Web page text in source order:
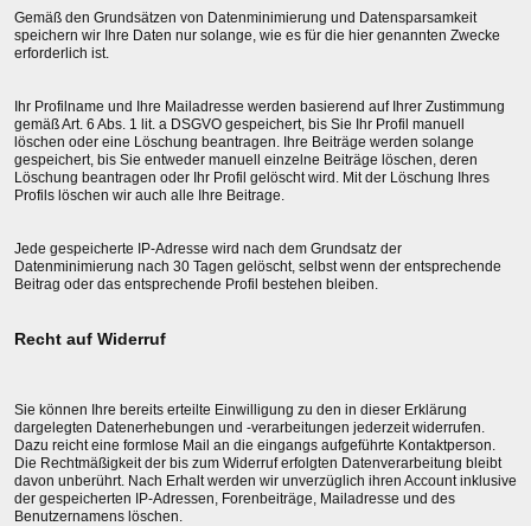
Gemäß den Grundsätzen von Datenminimierung und Datensparsamkeit
speichern wir Ihre Daten nur solange, wie es für die hier genannten Zwecke
erforderlich ist.
Ihr Profilname und Ihre Mailadresse werden basierend auf Ihrer Zustimmung
gemäß Art. 6 Abs. 1 lit. a DSGVO gespeichert, bis Sie Ihr Profil manuell
löschen oder eine Löschung beantragen. Ihre Beiträge werden solange
gespeichert, bis Sie entweder manuell einzelne Beiträge löschen, deren
Löschung beantragen oder Ihr Profil gelöscht wird. Mit der Löschung Ihres
Profils löschen wir auch alle Ihre Beitrage.
Jede gespeicherte IP-Adresse wird nach dem Grundsatz der
Datenminimierung nach 30 Tagen gelöscht, selbst wenn der entsprechende
Beitrag oder das entsprechende Profil bestehen bleiben.
Recht auf Widerruf
Sie können Ihre bereits erteilte Einwilligung zu den in dieser Erklärung
dargelegten Datenerhebungen und -verarbeitungen jederzeit widerrufen.
Dazu reicht eine formlose Mail an die eingangs aufgeführte Kontaktperson.
Die Rechtmäßigkeit der bis zum Widerruf erfolgten Datenverarbeitung bleibt
davon unberührt. Nach Erhalt werden wir unverzüglich ihren Account inklusive
der gespeicherten IP-Adressen, Forenbeiträge, Mailadresse und des
Benutzernamens löschen.